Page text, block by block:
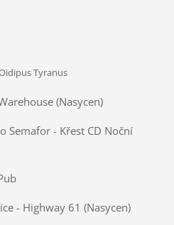
Tyranus
(Nasycen)
Semafor - Křest CD Noční
- Highway 61 (Nasycen)